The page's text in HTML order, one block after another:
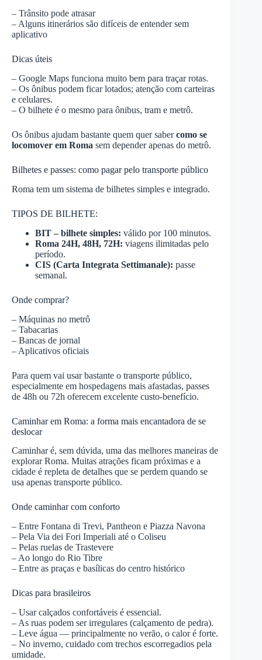
– Trânsito pode atrasar
– Alguns itinerários são difíceis de entender sem
aplicativo
Dicas úteis
– Google Maps funciona muito bem para traçar rotas.
– Os ônibus podem ficar lotados; atenção com carteiras
e celulares.
– O bilhete é o mesmo para ônibus, tram e metrô.
Os ônibus ajudam bastante quem quer sabercomo se
locomover em Roma sem depender apenas do metrô.
Bilhetes e passes: como pagar pelo transporte público
Roma tem um sistema de bilhetes simples e integrado.
TIPOS DE BILHETE:
BIT – bilhete simples: válido por 100 minutos.
Roma 24H, 48H, 72H: viagens ilimitadas pelo
período.
CIS (Carta Integrata Settimanale): passe
semanal.
Onde comprar?
– Máquinas no metrô
– Tabacarias
– Bancas de jornal
– Aplicativos oficiais
Para quem vai usar bastante o transporte público,
especialmente em hospedagens mais afastadas, passes
de 48h ou 72h oferecem excelente custo-benefício.
Caminhar em Roma: a forma mais encantadora de se
deslocar
Caminhar é, sem dúvida, uma das melhores maneiras de
explorar Roma. Muitas atrações ficam próximas e a
cidade é repleta de detalhes que se perdem quando se
usa apenas transporte público.
Onde caminhar com conforto
– Entre Fontana di Trevi, Pantheon e Piazza Navona
– Pela Via dei Fori Imperiali até o Coliseu
– Pelas ruelas de Trastevere
– Ao longo do Rio Tibre
– Entre as praças e basílicas do centro histórico
Dicas para brasileiros
– Usar calçados confortáveis é essencial.
– As ruas podem ser irregulares (calçamento de pedra).
– Leve água — principalmente no verão, o calor é forte.
– No inverno, cuidado com trechos escorregadios pela
umidade.